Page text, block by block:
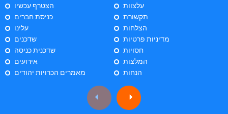
הצטרף עכשיו
כניסת חברים
עלינו
שדכנים
שדכנית כניסה
אירועים
מאמרים הכרויות יהודים
עלצוות
תקשורת
הצלחות
מדיניות פרטיות
חסויות
המלצות
הנחות